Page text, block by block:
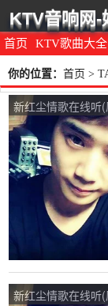
首页 KTV歌曲大全
KTV音响网-
你的位置： 首页 >
新红尘情歌在线听
寒月/子夕)，平心
演唱点播:177次
新红尘情歌在线听